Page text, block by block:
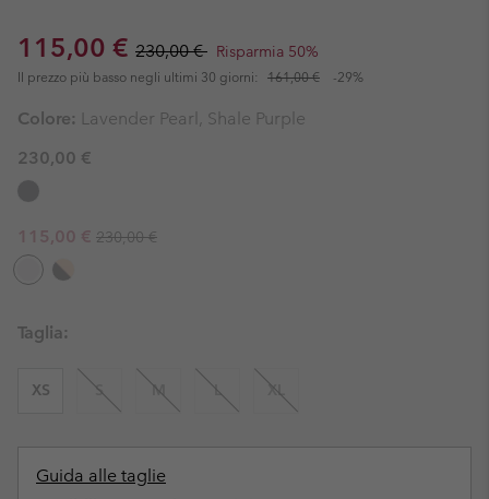
Sale price:
115,00 € Regular price:
230,00 € Risparmia 50%
Il prezzo più basso negli ultimi 30 giorni: 161,00 € -29%
Colore:
Lavender Pearl, Shale Purple
230,00 €
Sale price:
115,00 € Regular price:
230,00 €
Taglia:
XS S M L XL
Guida alle taglie